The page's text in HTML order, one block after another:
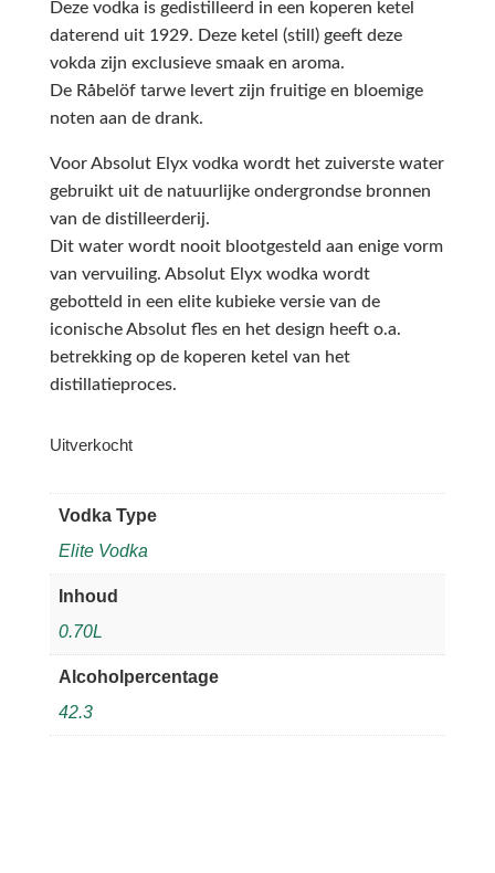
Deze vodka is gedistilleerd in een koperen ketel
daterend uit 1929. Deze ketel (still) geeft deze
vokda zijn exclusieve smaak en aroma.
De Råbelöf tarwe levert zijn fruitige en bloemige
noten aan de drank.
Voor Absolut Elyx vodka wordt het zuiverste water
gebruikt uit de natuurlijke ondergrondse bronnen
van de distilleerderij.
Dit water wordt nooit blootgesteld aan enige vorm
van vervuiling. Absolut Elyx wodka wordt
gebotteld in een elite kubieke versie van de
iconische Absolut fles en het design heeft o.a.
betrekking op de koperen ketel van het
distillatieproces.
Uitverkocht
Vodka Type
Elite Vodka
Inhoud
0.70L
Alcoholpercentage
42.3